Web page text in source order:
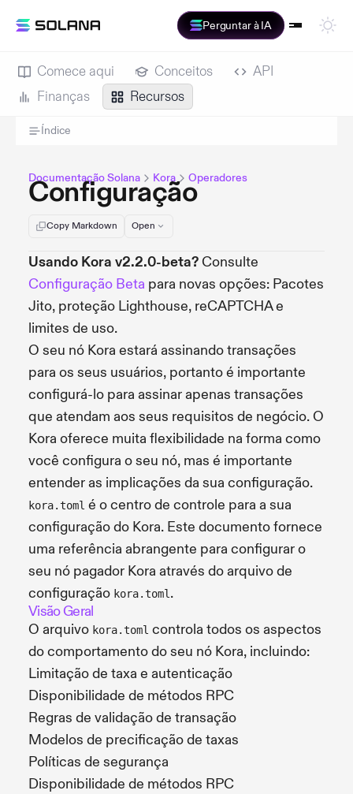
Perguntar à IA
Comece aqui Conceitos
API
Finanças
Recursos
Índice
Documentação Solana Kora Operadores
Configuração
Copy Markdown Open
Usando Kora v2.2.0-beta?Consulte
Configuração Beta para novas opções: Pacotes
Jito, proteção Lighthouse, reCAPTCHA e
limites de uso.
O seu nó Kora estará assinando transações
para os seus usuários, portanto é importante
configurá-lo para assinar apenas transações
que atendam aos seus requisitos de negócio. O
Kora oferece muita flexibilidade na forma como
você configura o seu nó, mas é importante
entender as implicações da sua configuração.
kora.toml é o centro de controle para a sua
configuração do Kora. Este documento fornece
uma referência abrangente para configurar o
seu nó pagador Kora através do arquivo de
configuração kora.toml .
Visão Geral
O arquivo kora.toml controla todos os aspectos
do comportamento do seu nó Kora, incluindo:
Limitação de taxa e autenticação
Disponibilidade de métodos RPC
Regras de validação de transação
Modelos de precificação de taxas
Políticas de segurança
Disponibilidade de métodos RPC